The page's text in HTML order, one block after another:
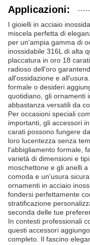
Applicazioni:
I gioielli in acciaio
miscela perfetta di
per un'ampia gamma di
inossidabile 316L di alta
placcatura in oro 18
radioso dell'oro
all'ossidazione e
formale o desideri
quotidiano, gli ornamenti
abbastanza versatili da
Per occasioni speciali
importanti, gli accessori
carati possono fungere
loro lucentezza senza
l'abbigliamento formale,
varietà di dimensioni e
moschettone e gli anelli
comoda e un'usura
ornamenti in acciaio
fondersi perfettamente
stratificazione
seconda delle tue
In contesti professionali
questi accessori
completo. Il fascino